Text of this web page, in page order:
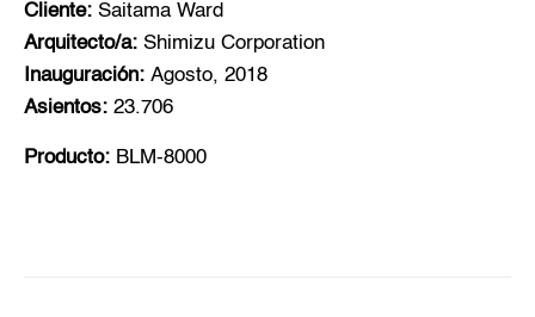
Cliente: Saitama Ward
Arquitecto/a: Shimizu Corporation
Inauguración: Agosto, 2018
Asientos: 23.706
Producto: BLM-8000